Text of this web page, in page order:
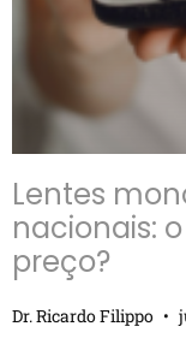
Lentes
nacionais:
preço?
Dr. Ricardo Filippo